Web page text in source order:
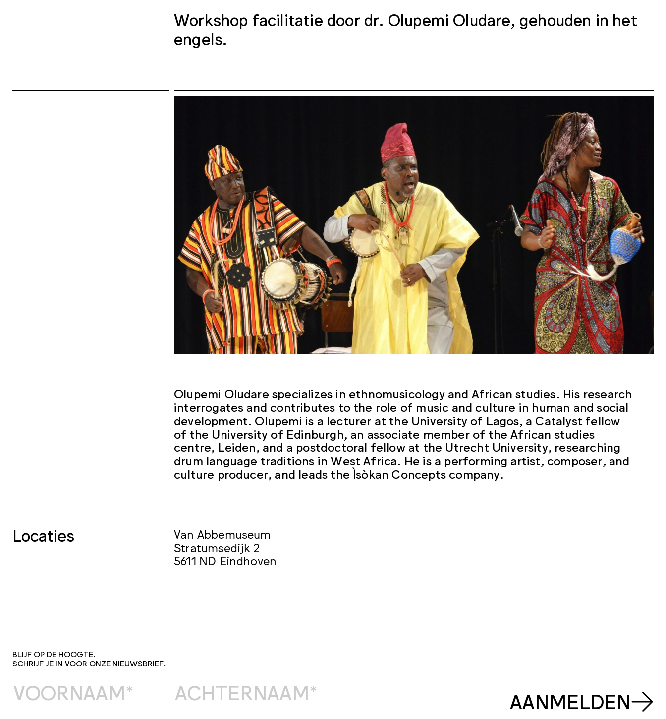
Workshop facilitatie door dr. Olupemi Oludare, gehouden in het
engels.
Olupemi Oludarespecializes in ethnomusicology and African studies. His research
interrogates and contributes to the role of music and culture in human and social
development. Olupemi is a lecturer at the University of Lagos, a Catalyst fellow
of the University of Edinburgh, an associate member of the African studies
centre, Leiden, and a postdoctoral fellow at the Utrecht University, researching
drum language traditions in West Africa. He is a performing artist, composer, and
culture producer, and leads the Ìsòkan Concepts company.
Locaties
Van Abbemuseum
Stratumsedijk 2
5611 ND Eindhoven
BLIJF OP DE HOOGTE.
SCHRIJF JE IN VOOR ONZE NIEUWSBRIEF.
AANMELDEN